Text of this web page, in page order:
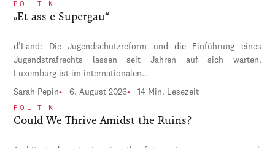
POLITIK
„Et ass e Supergau“
d’Land: Die Jugendschutzreform und die Einführung eines
Jugendstrafrechts lassen seit Jahren auf sich warten.
Luxemburg ist im internationalen…
Sarah Pepin 6. August 2026 14 Min. Lesezeit
POLITIK
Could We Thrive Amidst the Ruins?